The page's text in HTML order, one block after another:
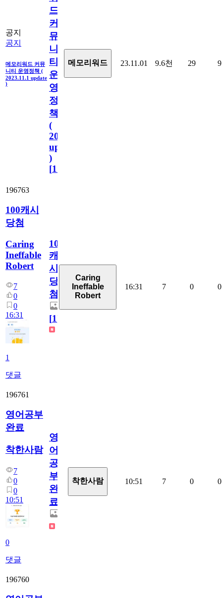
공지
공지
메모리워드 커뮤
니티 운영정책 (
2023.11.1 update
)
드
커
뮤
니
티
운
영
정
책
(
2023.11.1
update
)
[110
메모리워드 23.11.01 9.6천 29 9
196763
100캐시
당첨
Caring
Ineffable
Robert
7
0
0
16:31
1
댓글
100
캐
시
당
첨
[1]
Caring
Ineffable
Robert
16:31 7 0 0
196761
영어공부
완료
착한사람
7
0
0
10:51
0
댓글
영
어
공
부
완
료
착한사람 10:51 7 0 0
196760